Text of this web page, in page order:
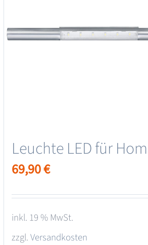
Leuchte LED für
69,90€
inkl. 19 % MwSt.
zzgl.Versandkosten